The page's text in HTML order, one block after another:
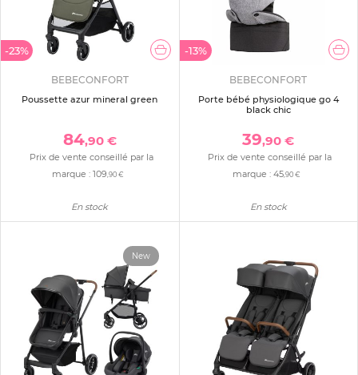
-23%
BEBECONFORT
Poussette azur mineral green
84,90 €
Prix de vente conseillé par la
marque :109,90 €
En stock
-13%
BEBECONFORT
Porte bébé physiologique go 4
black chic
39,90 €
Prix de vente conseillé par la
marque :45,90 €
En stock
New